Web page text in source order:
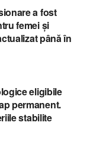
a fost
femei și
până în
eligibile
permanent.
stabilite